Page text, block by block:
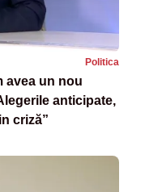
Politica
avea un nou
anticipate,
criză”